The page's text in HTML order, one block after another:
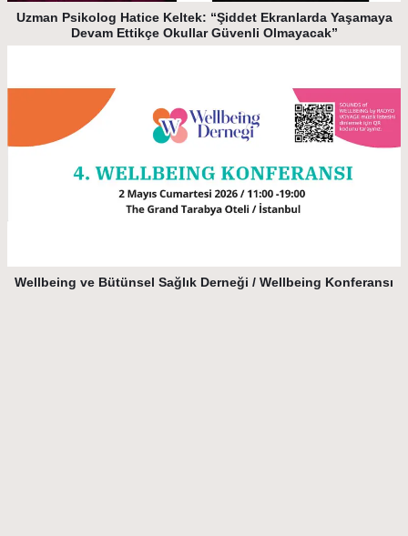
Uzman Psikolog Hatice Keltek: “Şiddet Ekranlarda Yaşamaya
Devam Ettikçe Okullar Güvenli Olmayacak”
Wellbeing ve Bütünsel Sağlık Derneği / Wellbeing Konferansı